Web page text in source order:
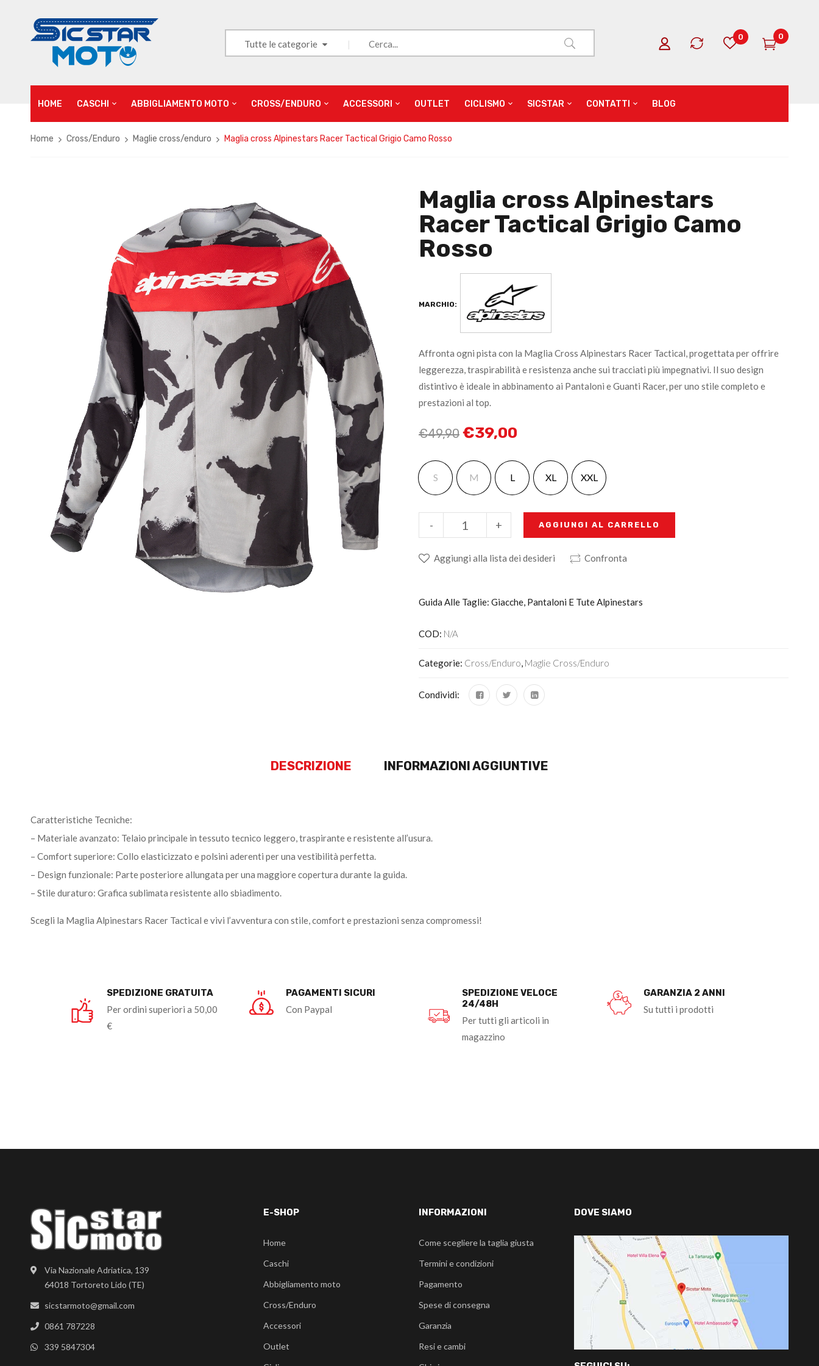
Tutte le categorie
0 0
HOME CASCHI ABBIGLIAMENTO MOTO CROSS/ENDURO ACCESSORI OUTLET CICLISMO SICSTAR CONTATTI BLOG
Home Cross/Enduro Maglie cross/enduro Maglia cross Alpinestars Racer Tactical Grigio Camo Rosso
Maglia cross Alpinestars
Racer Tactical Grigio Camo
Rosso
MARCHIO:
Affronta ogni pista con la Maglia Cross Alpinestars Racer Tactical, progettata per offrire
leggerezza, traspirabilità e resistenza anche sui tracciati più impegnativi. Il suo design
distintivo è ideale in abbinamento ai Pantaloni e Guanti Racer, per uno stile completo e
prestazioni al top.
€49,90 €39,00
S M L XL XXL
+
- AGGIUNGI AL CARRELLO
Aggiungi alla lista dei desideri Confronta
Guida Alle Taglie: Giacche, Pantaloni E Tute Alpinestars
COD: N/A
Categorie: Cross/Enduro Maglie Cross/enduro
Condividi:
DESCRIZIONE INFORMAZIONI AGGIUNTIVE
Caratteristiche Tecniche:
– Materiale avanzato: Telaio principale in tessuto tecnico leggero, traspirante e resistente all’usura.
– Comfort superiore: Collo elasticizzato e polsini aderenti per una vestibilità perfetta.
– Design funzionale: Parte posteriore allungata per una maggiore copertura durante la guida.
– Stile duraturo: Grafica sublimata resistente allo sbiadimento.
Scegli la Maglia Alpinestars Racer Tactical e vivi l’avventura con stile, comfort e prestazioni senza compromessi!
SPEDIZIONE GRATUITA
Per ordini superiori a 50,00
€
PAGAMENTI SICURI
Con Paypal
SPEDIZIONE VELOCE
24/48H
Per tutti gli articoli in
magazzino
GARANZIA 2 ANNI
Su tutti i prodotti
Via Nazionale Adriatica, 139
64018 Tortoreto Lido (TE)
sicstarmoto@gmail.com
0861 787228
339 5847304
E-SHOP
Home
Caschi
Abbigliamento moto
Cross/Enduro
Accessori
Outlet
INFORMAZIONI
Come scegliere la taglia giusta
Termini e condizioni
Pagamento
Spese di consegna
Garanzia
Resi e cambi
DOVE SIAMO